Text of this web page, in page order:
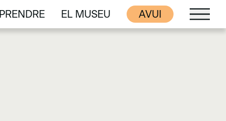
EL MUSEU
EL MUSEU
AVUI